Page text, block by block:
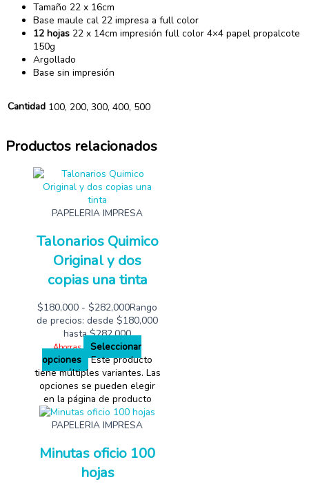
Tamaño 22 x 16cm
Base maule cal 22 impresa a full color
12 hojas 22 x 14cm impresión full color 4×4 papel propalcote
150g
Argollado
Base sin impresión
Cantidad 100, 200, 300, 400, 500
Productos relacionados
PAPELERIA IMPRESA
Talonarios Quimico
Original y dos
copias una tinta
$180,000 - $282,000Rango
de precios: desde $180,000
hasta $282,000
Ahorras
Seleccionar
opciones
Este producto
tiene múltiples variantes. Las
opciones se pueden elegir
en la página de producto
PAPELERIA IMPRESA
Minutas oficio 100
hojas